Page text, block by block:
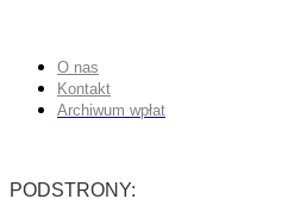
O nas
Kontakt
Archiwum wpłat
PODSTRONY: